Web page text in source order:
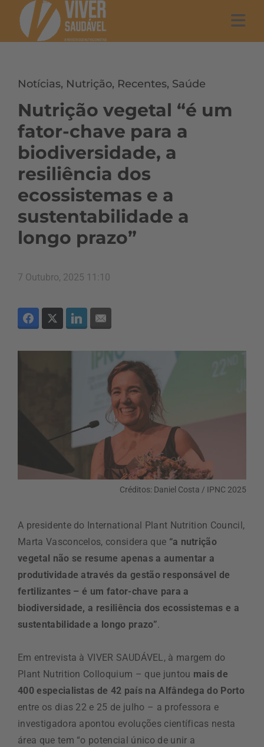
Notícias, Nutrição, Recentes, Saúde
Nutrição vegetal “é um
fator-chave para a
biodiversidade, a
resiliência dos
ecossistemas e a
sustentabilidade a
longo prazo”
7 Outubro, 2025 11:10
Créditos: Daniel Costa / IPNC 2025
A presidente do International Plant Nutrition Council,
Marta Vasconcelos, considera que “a nutrição
vegetal não se resume apenas a aumentar a
produtividade através da gestão responsável de
fertilizantes – é um fator-chave para a
biodiversidade, a resiliência dos ecossistemas e a
sustentabilidade a longo prazo”.
Em entrevista à VIVER SAUDÁVEL, à margem do
Plant Nutrition Colloquium – que juntou mais de
400 especialistas de 42 país na Alfândega do Porto
entre os dias 22 e 25 de julho – a professora e
investigadora apontou evoluções científicas nesta
área que tem “o potencial único de unir a